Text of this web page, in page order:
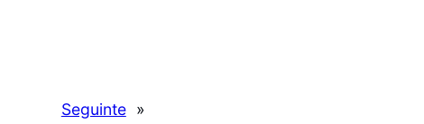
Seguinte »